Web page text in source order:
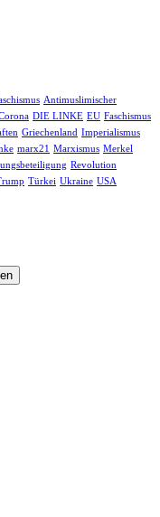
Antimuslimischer
DIE LINKE EU Faschismus
Griechenland Imperialismus
marx21 Marxismus Merkel
Revolution
Türkei Ukraine USA